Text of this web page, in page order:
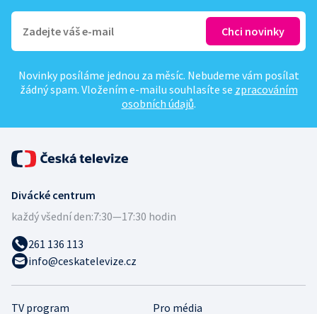
Novinky posíláme jednou za měsíc. Nebudeme vám posílat
žádný spam. Vložením e-mailu souhlasíte se zpracováním
osobních údajů.